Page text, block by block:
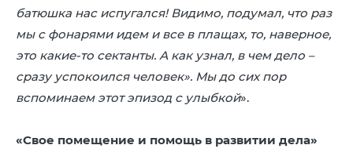
батюшка нас испугался! Видимо, подумал, что раз
мы с фонарями идем и все в плащах, то, наверное,
это какие-то сектанты. А как узнал, в чем дело –
сразу успокоился человек». Мы до сих пор
вспоминаем этот эпизод с улыбкой».
«Свое помещение и помощь в развитии дела»